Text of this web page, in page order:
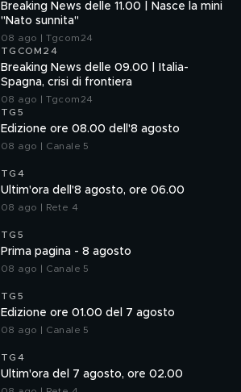
Breaking News delle 11.00 | Nasce la mini
"Nato sunnita"
08 ago | Tgcom24
TGCOM24
Breaking News delle 09.00 | Italia-
Spagna, crisi di frontiera
08 ago | Tgcom24
TG5
Edizione ore 08.00 dell'8 agosto
08 ago | Canale 5
TG4
Ultim'ora dell'8 agosto, ore 06.00
08 ago | Rete 4
TG5
Prima pagina - 8 agosto
08 ago | Canale 5
TG5
Edizione ore 01.00 del 7 agosto
08 ago | Canale 5
TG4
Ultim'ora del 7 agosto, ore 02.00